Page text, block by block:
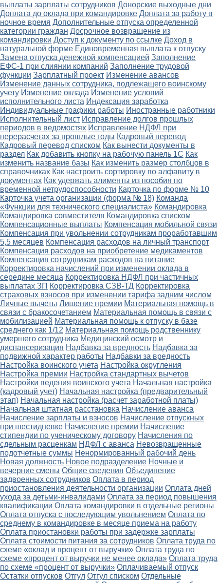
выплаты зарплаты сотрудников Донорские выходные дни
Доплата до оклада при командировке Доплата за работу в
ночное время Дополнительные отпуска определенной
категории граждан Досрочное возвращение из
командировки Доступ к документу по ссылке Доход в
натуральной форме Единовременная выплата к отпуску
Замена отпуска денежной компенсацией Заполнение
ЕФС-1 при слиянии компаний Заполнение трудовой
функции Зарплатный проект Изменение авансов
Изменение данных сотрудника, подлежащего воинскому
учету Изменение оклада Изменение условий
исполнительного листа Индексация заработка
Индивидуальные графики работы Иностранные работники
Исполнительный лист Исправление долгов прошлых
периодов в ведомостях Исправление НДФЛ при
перерасчетах за прошлые годы Кадровый перевод
Кадровый перевод списком Как вынести документы в
раздел Как добавить кнопку на рабочую панель 1С Как
изменить название базы Как изменить размер столбцов в
справочниках Как настроить сортировку по алфавиту в
документах Как удержать алименты из пособия по
временной нетрудоспособности Карточка по форме № 10
Карточка учета организации (форма № 18) Команда
«Функции для технического специалиста» Командировка
Командировка совместителя Командировка списком
Компенсационные выплаты Компенсация мобильной связи
Компенсация при увольнении сотрудникам проработавшим
5,5 месяцев Компенсация расходов на личный транспорт
Компенсация расходов на приобретение медикаментов
Компенсация сотрудникам расходов на питание
Корректировка начислений при изменении оклада в
середине месяца Корректировка НДФЛ при частичных
выплатах ЗП Корректировка СЗВ-ТД Корректировка
страховых взносов при изменении тарифа задним числом
Личные вычеты Лишение премии Материальная помощь в
связи с бракосочетанием Материальная помощь в связи с
мобилизацией Материальная помощь к отпуску в базе
среднего как 1/12 Материальная помощь родственнику
умершего сотрудника Медицинский осмотр и
диспансеризация Надбавка за вредность Надбавка за
подвижной характер работы Надбавки за вредность
Настройка воинского учета Настройка округления
Настройка премии Настройка стандартных вычетов
Настройки ведения воинского учета Начальная настройка
(кадровый учет) Начальная настройка (предварительный
этап) Начальная настройка (расчет заработной платы)
Начальная штатная расстановка Начисление аванса
Начисление зарплаты и взносов Начисление отпускных
при шестидневке Начисление премии Начисление
стипендии по ученическому договору Начисления по
сдельным расценкам НДФЛ с аванса Невозвращенные
подотчетные суммы Ненормированный рабочий день
Новая должность Новое подразделение Ночные и
вечерние смены Общие сведения Объединение
задвоенных сотрудников Оплата в период
приостановления деятельности организации Оплата дней
ухода за детьми-инвалидами Оплата за период повышения
квалификации Оплата командировки в отдельные регионы
Оплата отпуска с последующим увольнением Оплата по
среднему в командировке в месяце приема на работу
Оплата приостановки работы при задержке зарплаты
Оплата стоимости питания за сотрудников Оплата труда по
схеме «оклад и процент от выручки» Оплата труда по
схеме «процент от выручки не менее оклада» Оплата труда
по схеме «процент от выручки» Оплачиваемый отпуск
Остатки отпусков Отгул Отгул списком Отдельные